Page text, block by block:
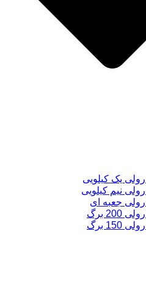
یک کیلویی
نیم کیلویی
جعبه ای
برگ
برگ